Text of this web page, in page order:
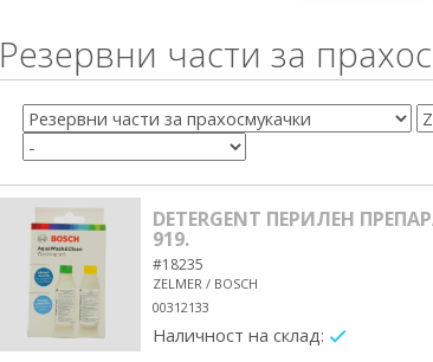
Резервни части за
DETERGENT ПЕРИЛЕН
919.
#18235
ZELMER / BOSCH
00312133
Наличност на склад: